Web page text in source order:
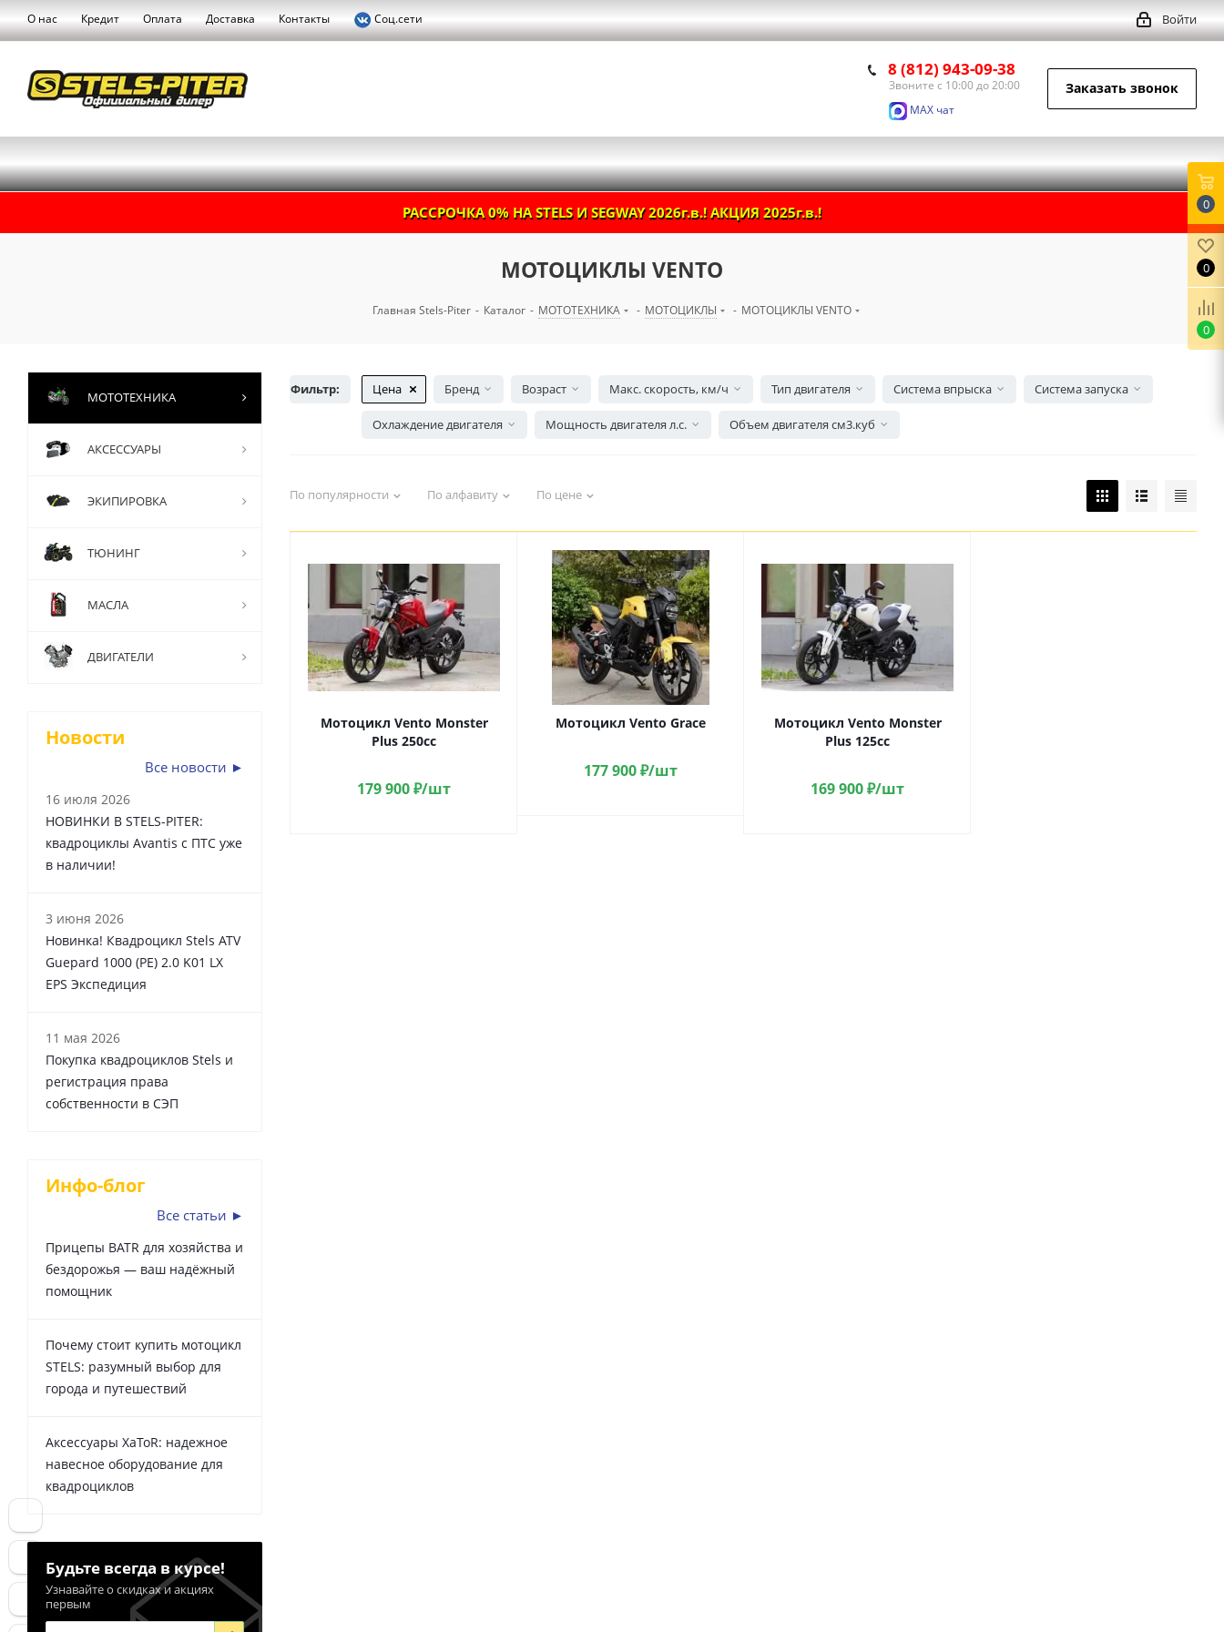
О нас Кредит Оплата Доставка Контакты Соц.сети Войти
8 (812) 943-09-38
Звоните с 10:00 до 20:00
MAX чат
Заказать звонок
РАССРОЧКА 0% НА STELS И SEGWAY 2026г.в.! АКЦИЯ 2025г.в.!
МОТОЦИКЛЫ VENTO
Главная Stels-Piter - Каталог - МОТОТЕХНИКА - МОТОЦИКЛЫ - МОТОЦИКЛЫ VENTO
Фильтр: Цена Бренд Возраст Макс. скорость, км/ч Тип двигателя Система впрыска Система запуска
Охлаждение двигателя Мощность двигателя л.с. Объем двигателя см3.куб
По популярности По алфавиту По цене
Мотоцикл Vento Monster
Plus 250cc
179 900₽/шт
Мотоцикл Vento Grace
177 900₽/шт
Мотоцикл Vento Monster
Plus 125cc
169 900₽/шт
МОТОТЕХНИКА
АКСЕССУАРЫ
ЭКИПИРОВКА
ТЮНИНГ
МАСЛА
ДВИГАТЕЛИ
Новости
Все новости ►
16 июля 2026
НОВИНКИ В STELS-PITER:
квадроциклы Avantis с ПТС уже
в наличии!
3 июня 2026
Новинка! Квадроцикл Stels ATV
Guepard 1000 (PE) 2.0 K01 LX
EPS Экспедиция
11 мая 2026
Покупка квадроциклов Stels и
регистрация права
собственности в СЭП
Инфо-блог
Все статьи ►
Прицепы BATR для хозяйства и
бездорожья — ваш надёжный
помощник
Почему стоит купить мотоцикл
STELS: разумный выбор для
города и путешествий
Аксессуары XaToR: надежное
навесное оборудование для
квадроциклов
Будьте всегда в курсе!
Узнавайте о скидках и акциях
первым
0
0
0